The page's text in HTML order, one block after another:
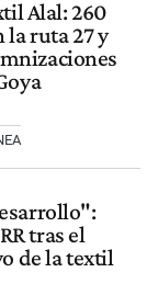
Alal: 260
ruta 27 y
tras el
de la textil